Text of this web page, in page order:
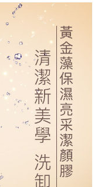
查看運費